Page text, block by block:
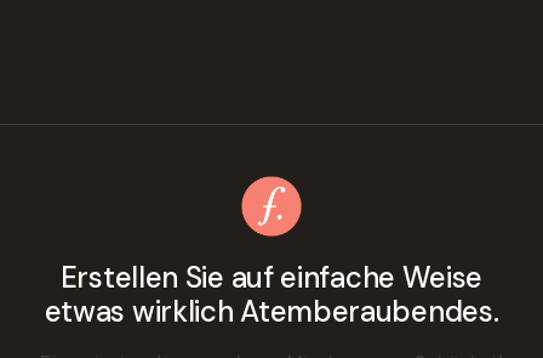
Erstellen Sie auf einfache Weise
etwas wirklich Atemberaubendes.